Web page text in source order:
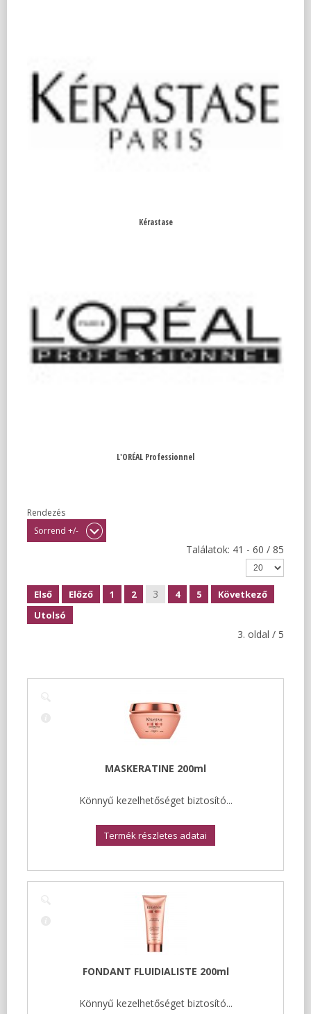
Kérastase
L'ORÉAL Professionnel
Rendezés
Sorrend +/-
Találatok: 41 - 60 / 85
Első Előző 1 2 3 4 5
Következő
Utolsó
3. oldal / 5
MASKERATINE 200ml
Könnyű kezelhetőséget biztosító...
Termék részletes adatai
FONDANT FLUIDIALISTE 200ml
Könnyű kezelhetőséget biztosító...